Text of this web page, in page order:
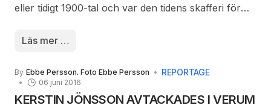
eller tidigt 1900-tal och var den tidens skafferi för
potatisen krävde vid förvaring ett frostfritt och
väggar och tak samt dubbla ingångsdörrar. Särskilt
stentaken kan vara imponerande konstruktioner
Läs mer …
By Ebbe Persson. Foto Ebbe Persson REPORTAGE
06 juni 2016
KERSTIN JÖNSSON AVTACKADES I VERUM